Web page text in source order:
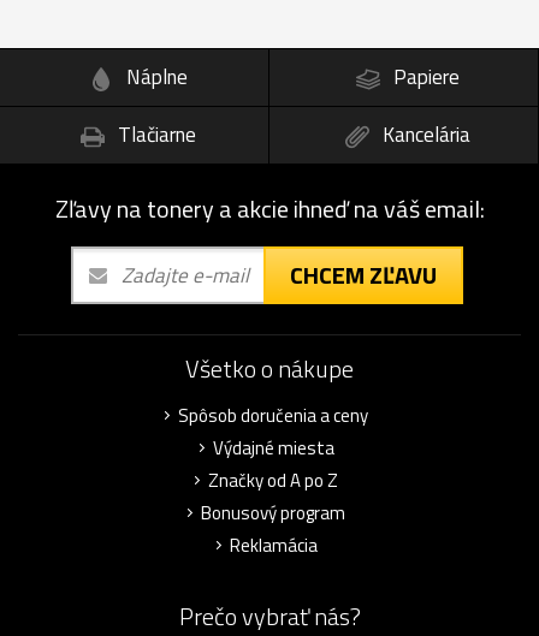
Náplne
Papiere
Tlačiarne
Kancelária
Zľavy na tonery a akcie ihneď na váš email:
CHCEM ZĽAVU
Všetko o nákupe
Spôsob doručenia a ceny
Výdajné miesta
Značky od A po Z
Bonusový program
Reklamácia
Prečo vybrať nás?